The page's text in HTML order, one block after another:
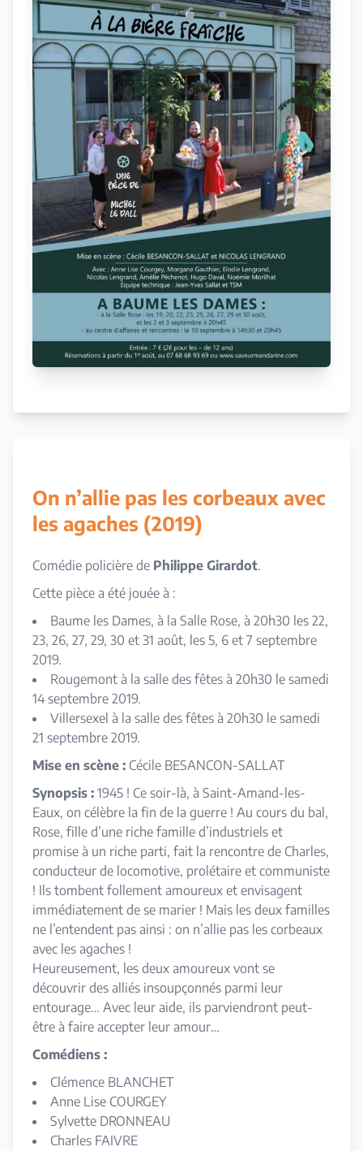
On n’allie pas les corbeaux avec
les agaches (2019)
Comédie policière de Philippe Girardot.
Cette pièce a été jouée à :
Baume les Dames, à la Salle Rose, à 20h30 les 22,
23, 26, 27, 29, 30 et 31 août, les 5, 6 et 7 septembre
2019.
Rougemont à la salle des fêtes à 20h30 le samedi
14 septembre 2019.
Villersexel à la salle des fêtes à 20h30 le samedi
21 septembre 2019.
Mise en scène : Cécile BESANCON-SALLAT
Synopsis : 1945 ! Ce soir-là, à Saint-Amand-les-
Eaux, on célèbre la fin de la guerre ! Au cours du bal,
Rose, fille d’une riche famille d’industriels et
promise à un riche parti, fait la rencontre de Charles,
conducteur de locomotive, prolétaire et communiste
! Ils tombent follement amoureux et envisagent
immédiatement de se marier ! Mais les deux familles
ne l’entendent pas ainsi : on n’allie pas les corbeaux
avec les agaches !
Heureusement, les deux amoureux vont se
découvrir des alliés insoupçonnés parmi leur
entourage… Avec leur aide, ils parviendront peut-
être à faire accepter leur amour…
Comédiens :
Clémence BLANCHET
Anne Lise COURGEY
Sylvette DRONNEAU
Charles FAIVRE